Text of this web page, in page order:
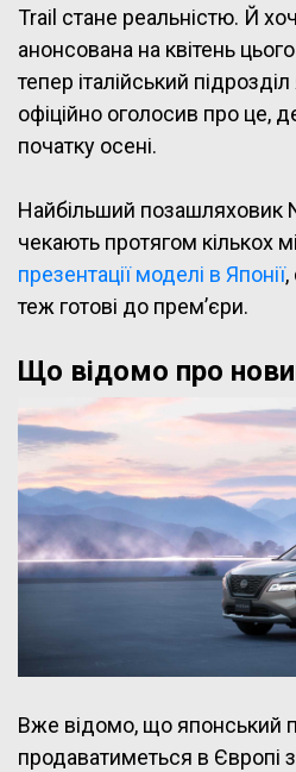
Trail стане реальністю. Й
анонсована на квітень
тепер італійський
офіційно оголосив про це,
початку осені.
Найбільший позашляховик
чекають протягом кількох
презентації моделі в Японії,
теж готові до прем’єри.
Що відомо про
Вже відомо, що японський
продаватиметься в Європі